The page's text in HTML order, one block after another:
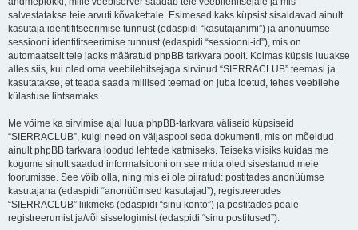
salvestatakse teie arvuti kõvakettale. Esimesed kaks küpsist sisaldavad ainult
kasutaja identifitseerimise tunnust (edaspidi “kasutajanimi”) ja anonüümse
sessiooni identifitseerimise tunnust (edaspidi “sessiooni-id”), mis on
automaatselt teie jaoks määratud phpBB tarkvara poolt. Kolmas küpsis luuakse
alles siis, kui oled oma veebilehitsejaga sirvinud “SIERRACLUB” teemasi ja
kasutatakse, et teada saada millised teemad on juba loetud, tehes veebilehe
külastuse lihtsamaks.
Me võime ka sirvimise ajal luua phpBB-tarkvara väliseid küpsiseid
“SIERRACLUB”, kuigi need on väljaspool seda dokumenti, mis on mõeldud
ainult phpBB tarkvara loodud lehtede katmiseks. Teiseks viisiks kuidas me
kogume sinult saadud informatsiooni on see mida oled sisestanud meie
foorumisse. See võib olla, ning mis ei ole piiratud: postitades anonüümse
kasutajana (edaspidi “anonüümsed kasutajad”), registreerudes
“SIERRACLUB” liikmeks (edaspidi “sinu konto”) ja postitades peale
registreerumist ja/või sisselogimist (edaspidi “sinu postitused”).